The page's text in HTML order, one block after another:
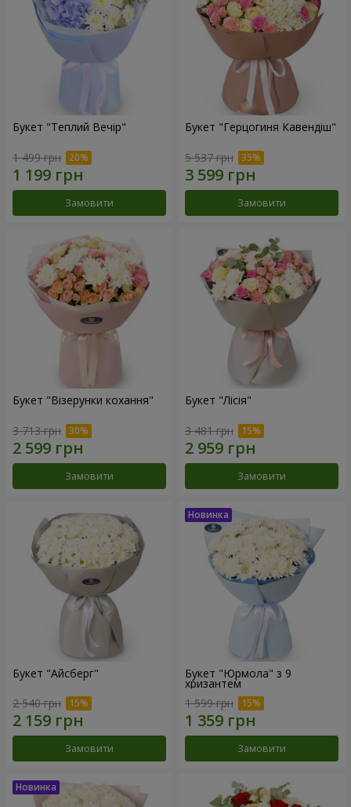
Букет "Теплий Вечір"
1 499 грн
Замовити
Букет "Герцогиня Кавендіш"
5 537 грн
Замовити
Букет "Візерунки кохання"
3 713 грн
Замовити
Букет "Лісія"
3 481 грн
Замовити
Букет "Айсберг"
2 540 грн
Замовити
Букет "Юрмола" з 9
хризантем
1 599 грн
Замовити